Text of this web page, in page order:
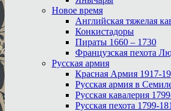
Новое время
Английская тяжелая
Конкистадоры
Пираты 1660 – 1730
Французская пехота
Русская армия
Красная Армия 1917-
Русская армия в
Русская кавалерия
Русская пехота 1799-